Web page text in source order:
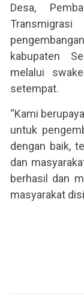
Desa,
kabupaten
melalui
setempat.
“Kami
untuk
dengan baik,
dan
berhasil dan
masyarakat